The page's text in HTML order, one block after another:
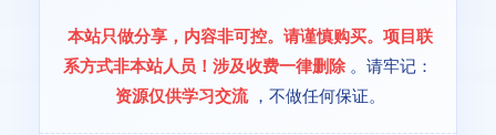
本站只做分享，内容非可控。请谨慎购买。项目联
系方式非本站人员！涉及收费一律删除 。请牢记：
资源仅供学习交流 ，不做任何保证。